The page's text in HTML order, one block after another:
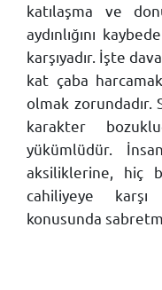
katılaşma ve
aydınlığını
karşıyadır. İşte
kat çaba harcamak
olmak zorundadır.
karakter
yükümlüdür.
aksiliklerine, hiç
cahiliyeye
konusunda